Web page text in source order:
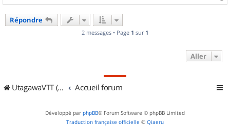
a
Répondre
2 messages • Page 1 sur 1
Aller
UtagawaVTT (Randos VTT et VTTAE avec traces GPS) Accueil forum
Développé par phpBB® Forum Software © phpBB Limited
Traduction française officielle © Qiaeru